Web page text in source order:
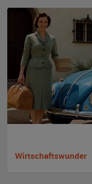
Wirtschaftswunder